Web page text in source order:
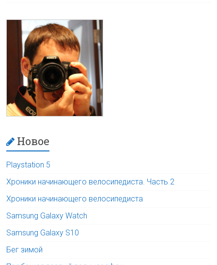
Новое
Playstation 5
Хроники начинающего велосипедиста. Часть 2
Хроники начинающего велосипедиста
Samsung Galaxy Watch
Samsung Galaxy S10
Бег зимой